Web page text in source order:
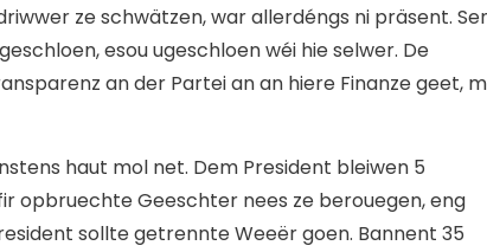
ze schwätzen, war allerdéngs ni präsent.
esou ugeschloen wéi hie selwer. De
an der Partei an an hiere Finanze geet,
haut mol net. Dem President bleiwen 5
opbruechte Geeschter nees ze berouegen, eng
sollte getrennte Weeër goen. Bannent 35